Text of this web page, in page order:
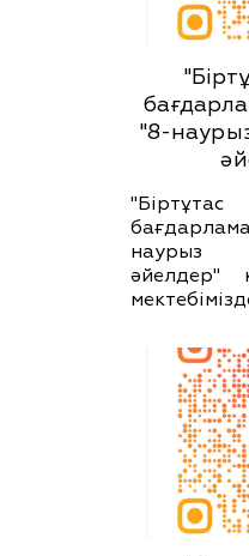
"8-
наурыз
әйелдер"